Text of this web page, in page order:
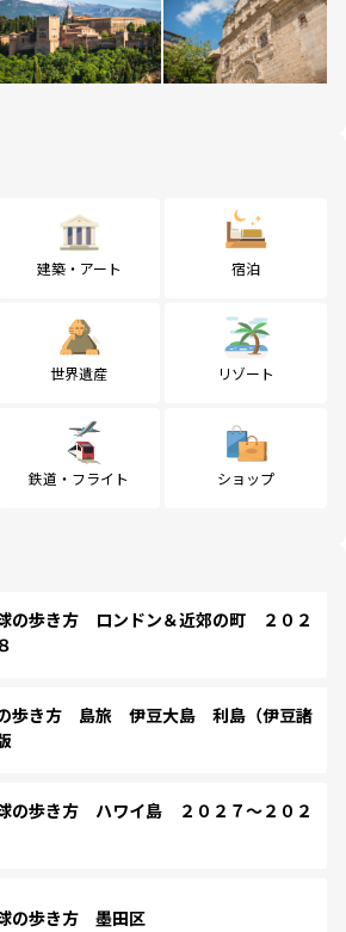
建築・アート 宿泊
世界遺産 リゾート
鉄道・フライト ショップ
の歩き方 ロンドン＆近郊の町 ２０２
歩き方 島旅 伊豆大島 利島（伊豆諸
の歩き方 ハワイ島 ２０２７～２０２
の歩き方 墨田区